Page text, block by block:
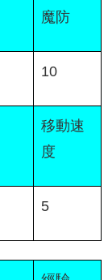
魔防
10
移動速
度
5